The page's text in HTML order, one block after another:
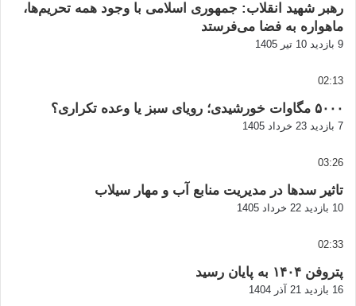
رهبر شهید انقلاب: جمهوری اسلامی با وجود همه تحریم‌ها،
ماهواره به فضا می‌فرستد
9 بازدید 10 تیر 1405
02:13
۵۰۰۰ مگاوات خورشیدی؛ رویای سبز یا وعده تکراری؟
7 بازدید 23 خرداد 1405
03:26
تاثیر سدها در مدیریت منابع آب و مهار سیلاب
10 بازدید 22 خرداد 1405
02:33
پتروفن ۱۴۰۴ به پایان رسید
16 بازدید 21 آذر 1404